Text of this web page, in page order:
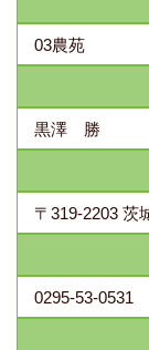
03農苑
黒澤 勝
〒319-2203 茨
0295-53-0531